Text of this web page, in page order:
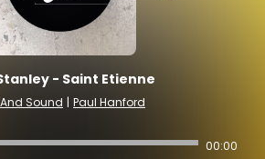
- Saint Etienne
Sound | Paul Hanford
00:00